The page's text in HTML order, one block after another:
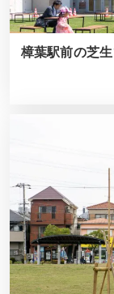
樟葉駅前の芝